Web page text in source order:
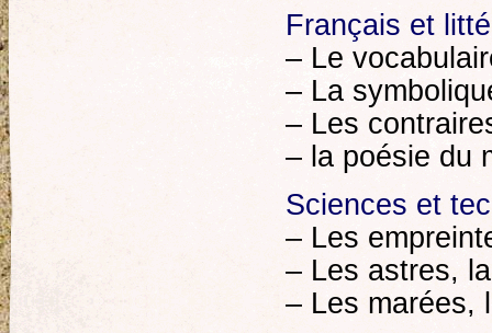
Français et
– Le
– La
– Les
– la poésie du
Sciences et
– Les
– Les astres,
– Les marées,